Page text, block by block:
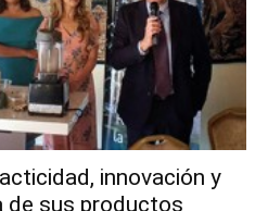
innovación y
de sus productos